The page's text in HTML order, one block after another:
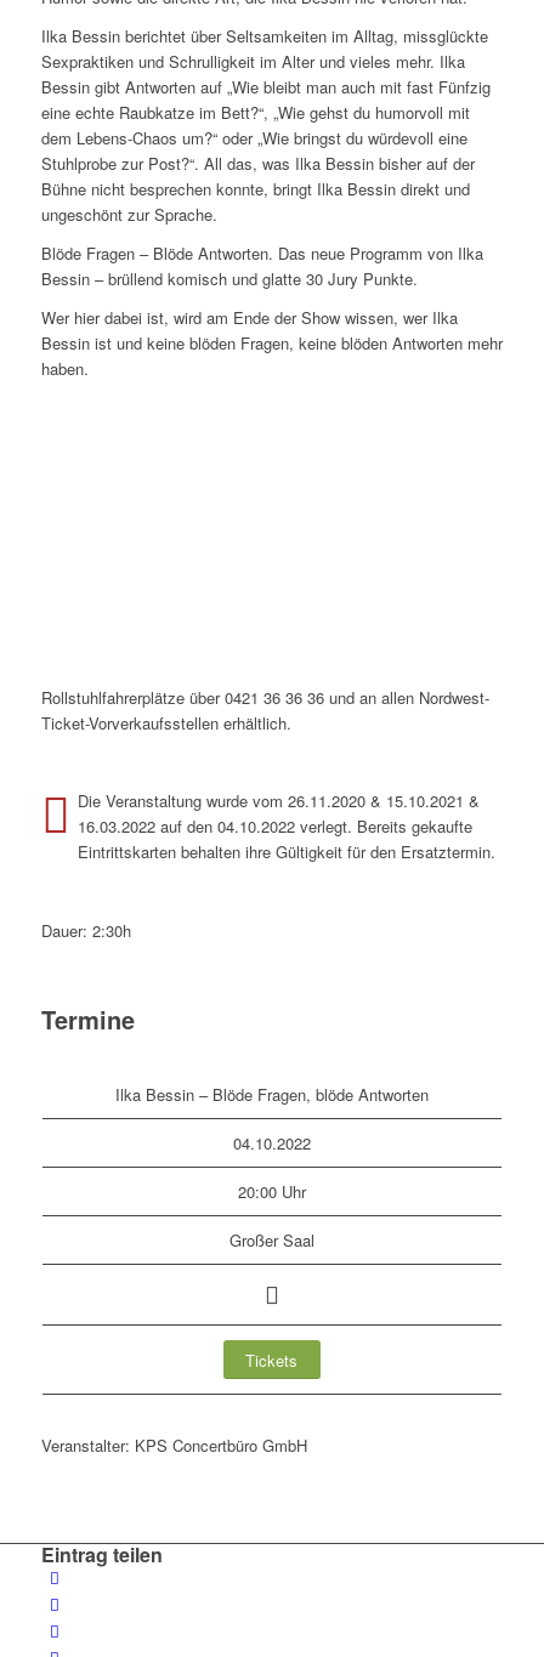
Ilka Bessin berichtet über Seltsamkeiten im Alltag, missglückte
Sexpraktiken und Schrulligkeit im Alter und vieles mehr. Ilka
Bessin gibt Antworten auf „Wie bleibt man auch mit fast Fünfzig
eine echte Raubkatze im Bett?“, „Wie gehst du humorvoll mit
dem Lebens-Chaos um?“ oder „Wie bringst du würdevoll eine
Stuhlprobe zur Post?“. All das, was Ilka Bessin bisher auf der
Bühne nicht besprechen konnte, bringt Ilka Bessin direkt und
ungeschönt zur Sprache.
Blöde Fragen – Blöde Antworten. Das neue Programm von Ilka
Bessin – brüllend komisch und glatte 30 Jury Punkte.
Wer hier dabei ist, wird am Ende der Show wissen, wer Ilka
Bessin ist und keine blöden Fragen, keine blöden Antworten mehr
haben.
Rollstuhlfahrerplätze über 0421 36 36 36 und an allen Nordwest-
Ticket-Vorverkaufsstellen erhältlich.
Die Veranstaltung wurde vom 26.11.2020 & 15.10.2021 &
16.03.2022 auf den 04.10.2022 verlegt. Bereits gekaufte
Eintrittskarten behalten ihre Gültigkeit für den Ersatztermin.
Dauer: 2:30h
Termine
Ilka Bessin – Blöde Fragen, blöde Antworten
04.10.2022
20:00 Uhr
Großer Saal
Tickets
Veranstalter: KPS Concertbüro GmbH
Eintrag teilen